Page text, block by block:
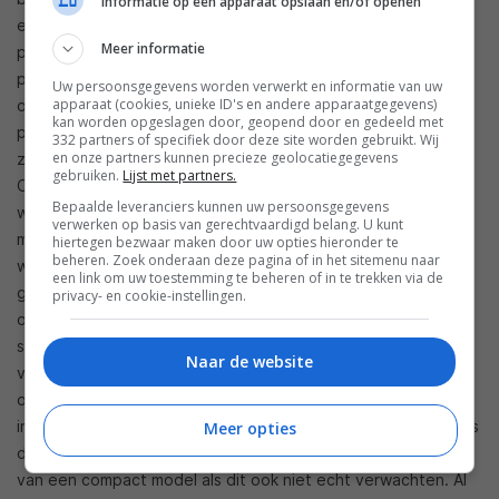
echt stereogeluid. Voor buiten is het echter een meer dan
prima geluid, waarmee de hele tuin (zo’n 30 vierkante meter)
prima gevuld wordt. De speaker staat enigszins verdekt
opgesteld maar bereikt elke hoek van de tuin zonder
problemen. Maar, ook voor een rustig avondje aan tafel,
zonder de buren te storen, is het een perfecte speaker. De
One S weet een rijk geluid weer te geven, met voldoende
warmte en dynamiek, maar met vooral de focus op de
middentonen. Het volume kan daarbij lekker opengedraaid
worden wanneer je een feestje hebt, zonder dat het geluid
gaat vervormen. De hoge tonen worden
overtuigend weergegeven maar soms iets te schel, de
stemklanken zijn warm en helder en de lage tonen zijn
voldoende voor wat leuke muziek maar vallen enigszins weg
of komen ongecontroleerd over op hoog volume of bij bass-
intensieve muziek, zeker in een open ruimte als de tuin. Dat is
dan ook het enige minpuntje van deze speaker, al mag je dat
van een compact model als dit ook niet echt verwachten. Al
Meer informatie
Uw persoonsgegevens worden verwerkt en informatie van uw
apparaat (cookies, unieke ID's en andere apparaatgegevens)
kan worden opgeslagen door, geopend door en gedeeld met
332 partners of specifiek door deze site worden gebruikt. Wij
en onze partners kunnen precieze geolocatiegegevens
gebruiken. Lijst met partners.
Bepaalde leveranciers kunnen uw persoonsgegevens
verwerken op basis van gerechtvaardigd belang. U kunt
hiertegen bezwaar maken door uw opties hieronder te
beheren. Zoek onderaan deze pagina of in het sitemenu naar
een link om uw toestemming te beheren of in te trekken via de
privacy- en cookie-instellingen.
Naar de website
Meer opties